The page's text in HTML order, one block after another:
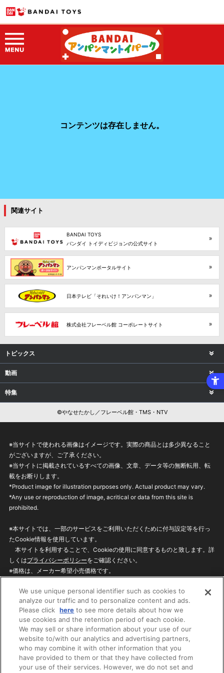
コンテンツは存在しません。
関連サイト
BANDAI TOYS
バンダイ トイディビジョンの公式サイト
アンパンマンポータルサイト
日本テレビ「それいけ！アンパンマン」
株式会社フレーベル館 コーポレートサイト
トピックス
動画
特集
©やなせたかし／フレーベル館・TMS・NTV
※当サイトで使われる画像はイメージです。実際の商品とは多少異なること
がございますが、ご了承ください。
※当サイトに掲載されているすべての画像、文章、データ等の無断転用、転
載をお断りします。
*Product image for illustration purposes only. Actual product may vary.
*Any use or reproduction of image, acritical or data from this site is
prohibited.
※本サイトでは、一部のサービスをご利用いただくために付与設定等を行っ
たCookie情報を使用しています。
本サイトを利用することで、Cookieの使用に同意するものと致します。詳
しくはプライバシーポリシーをご確認ください。
※価格は、メーカー希望小売価格です。
ざいますのでご了承ください。
privacypolicy
Do Not Sell or Share My
Personal Information
ウェブサイトご利用条件
ソーシャルメディアポリシー
個人情報保護方針
お問い合わせ
We use unique personal identifier such as cookies to
analyze our traffic and to personalize content and ads.
Please click here to see more details about how we
use cookies and the retention period of each cookie.
We may sell or share information about your use of our
website to/with our analytics and advertising partners,
who may combine it with other information that you
have provided to them or that they have collected from
your use of their services. However, we do not set and